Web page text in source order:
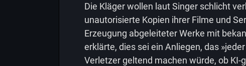
Die Kläger wollen laut Singer schlicht
unautorisierte Kopien ihrer Filme und
Erzeugung abgeleiteter Werke mit
erklärte, dies sei ein Anliegen, das
Verletzer geltend machen würde, ob KI-